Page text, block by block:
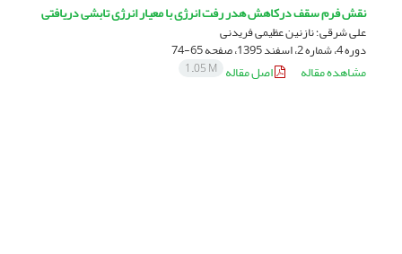
نقش فرم سقف درکاهش هدر رفت انرژی با معیار انرژی تابشی دریافتی
علی شرقی؛ نازنین عظیمی فریدنی
دوره 4، شماره 2، اسفند 1395، صفحه 65-74
مشاهده مقاله اصل مقاله 1.05 M